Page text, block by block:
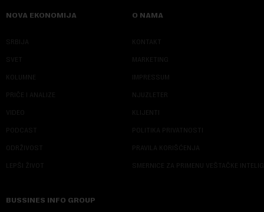
NOVA EKONOMIJA
SRBIJA
SVET
KOLUMNE
PRIČE I ANALIZE
VIDEO
PODCAST
ODRŽIVOST
LEPŠI ŽIVOT
O NAMA
KONTAKT
MARKETING
IMPRESSUM
NJUZLETER
KLIJENTI
POLITIKA PRIVATNOSTI
PRAVILA KORIŠĆENJA
SMERNICE ZA PRIMENU VEŠTAČKE
BUSSINES INFO GROUP